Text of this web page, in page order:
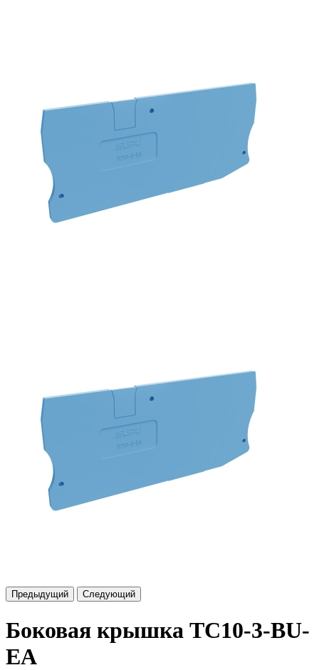
Предыдущий Следующий
Боковая крышка TC10-3-BU-
EA